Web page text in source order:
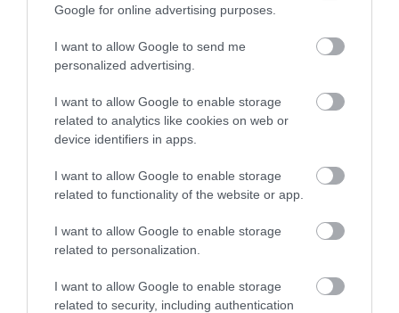
Google for online advertising purposes.
I want to allow Google to send me
personalized advertising.
I want to allow Google to enable storage
related to analytics like cookies on web or
device identifiers in apps.
I want to allow Google to enable storage
related to functionality of the website or app.
I want to allow Google to enable storage
related to personalization.
I want to allow Google to enable storage
related to security, including authentication
Κρίσιμες ώρες για άνδρα που
τραυματίστηκε σε τροχαίο στην
Εύβοια
05.08.2026 | 18:40
Τρόμος σε πτήση της Air India: Το
– 17 τραυματίες
05.08.2026 | 18:20
Μεγάλη προσοχή στην Εύβοια:
Νέα τηλεφωνική απάτη
Η λειτουργία στα
κλειδιά του
αυτοκινήτου που λίγοι
είναι πολύ χρήσιμη το
καλοκαίρι
Καραμπόλα τεσσάρων
οχημάτων προκάλεσε